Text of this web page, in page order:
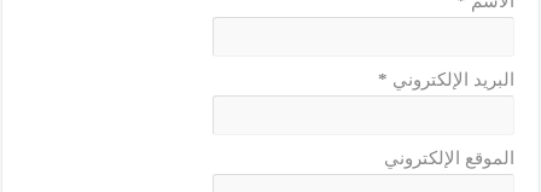
البريد الإلكتروني *
الموقع الإلكتروني